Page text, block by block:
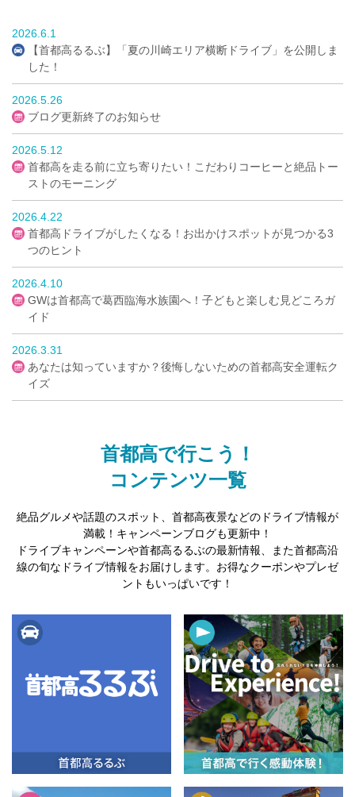
2026.6.1
【首都高るるぶ】「夏の川崎エリア横断ドライブ」を公開しま
した！
2026.5.26
ブログ更新終了のお知らせ
2026.5.12
首都高を走る前に立ち寄りたい！こだわりコーヒーと絶品トー
ストのモーニング
2026.4.22
首都高ドライブがしたくなる！お出かけスポットが見つかる3
つのヒント
2026.4.10
GWは首都高で葛西臨海水族園へ！子どもと楽しむ見どころガ
イド
2026.3.31
あなたは知っていますか？後悔しないための首都高安全運転ク
イズ
首都高で行こう！
コンテンツ一覧
絶品グルメや話題のスポット、首都高夜景などのドライブ情報が
満載！キャンペーンブログも更新中！
ドライブキャンペーンや首都高るるぶの最新情報、
また首都高沿
線の旬なドライブ情報をお届けします。お得なクーポンやプレゼ
ントもいっぱいです！